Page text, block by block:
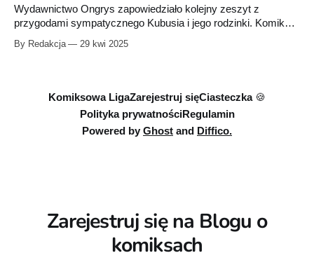
Wydawnictwo Ongrys zapowiedziało kolejny zeszyt z
przygodami sympatycznego Kubusia i jego rodzinki. Komiks
pod tytułem "Sąsiedzi" ukaże się prawdopodobnie w czerwcu
2025 roku. Być może wcześniej trafi do przedsprzedaży w
wraz z synkiem
By Redakcja 29 kwi 2025
Komiksowa LigaZarejestruj sięCiasteczka 🍪
Polityka prywatnościRegulamin
Powered by Ghost and Diffico.
Zarejestruj się na Blogu o
komiksach